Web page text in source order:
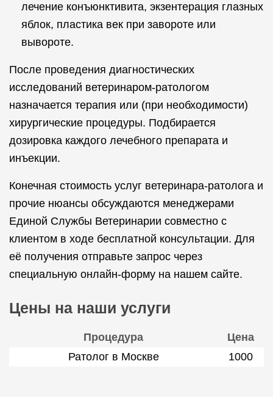
лечение конъюнктивита, экзентерация глазных
яблок, пластика век при завороте или
вывороте.
После проведения диагностических
исследований ветеринаром-ратологом
назначается терапия или (при необходимости)
хирургические процедуры. Подбирается
дозировка каждого лечебного препарата и
инъекции.
Конечная стоимость услуг ветеринара-ратолога и
прочие нюансы обсуждаются менеджерами
Единой Службы Ветеринарии совместно с
клиентом в ходе бесплатной консультации. Для
её получения отправьте запрос через
специальную онлайн-форму на нашем сайте.
Цены на наши услуги
Процедура
Цена
Ратолог в Москве
1000